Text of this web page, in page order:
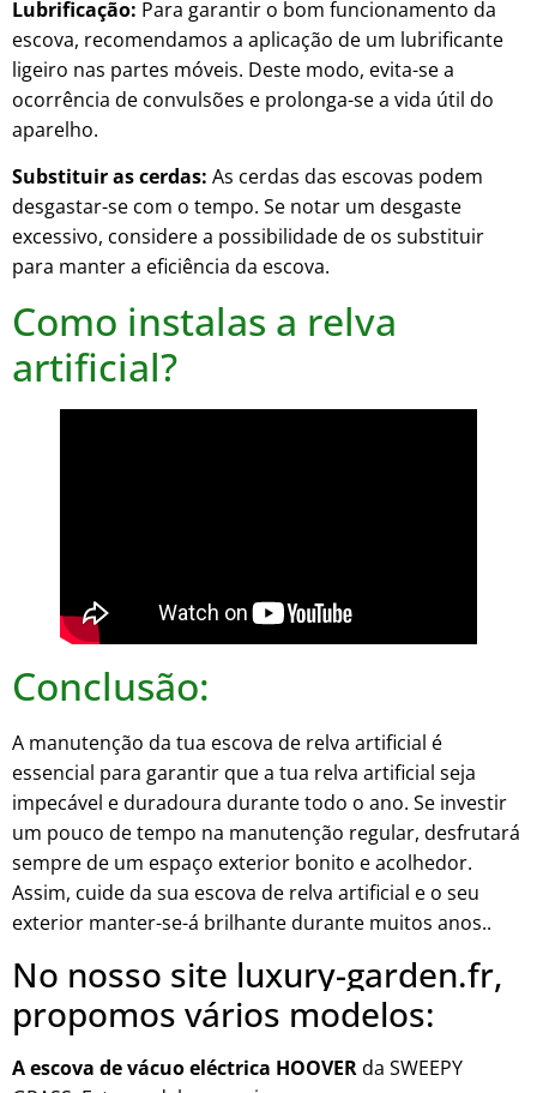
Lubrificação: Para garantir o bom funcionamento da
escova, recomendamos a aplicação de um lubrificante
ligeiro nas partes móveis. Deste modo, evita-se a
ocorrência de convulsões e prolonga-se a vida útil do
aparelho.
Substituir as cerdas: As cerdas das escovas podem
desgastar-se com o tempo. Se notar um desgaste
excessivo, considere a possibilidade de os substituir
para manter a eficiência da escova.
Como instalas a relva
artificial?
Conclusão:
A manutenção da tua escova de relva artificial é
essencial para garantir que a tua relva artificial seja
impecável e duradoura durante todo o ano. Se investir
um pouco de tempo na manutenção regular, desfrutará
sempre de um espaço exterior bonito e acolhedor.
Assim, cuide da sua escova de relva artificial e o seu
exterior manter-se-á brilhante durante muitos anos..
No nosso site luxury-garden.fr,
propomos vários modelos:
A escova de vácuo eléctrica HOOVERda SWEEPY